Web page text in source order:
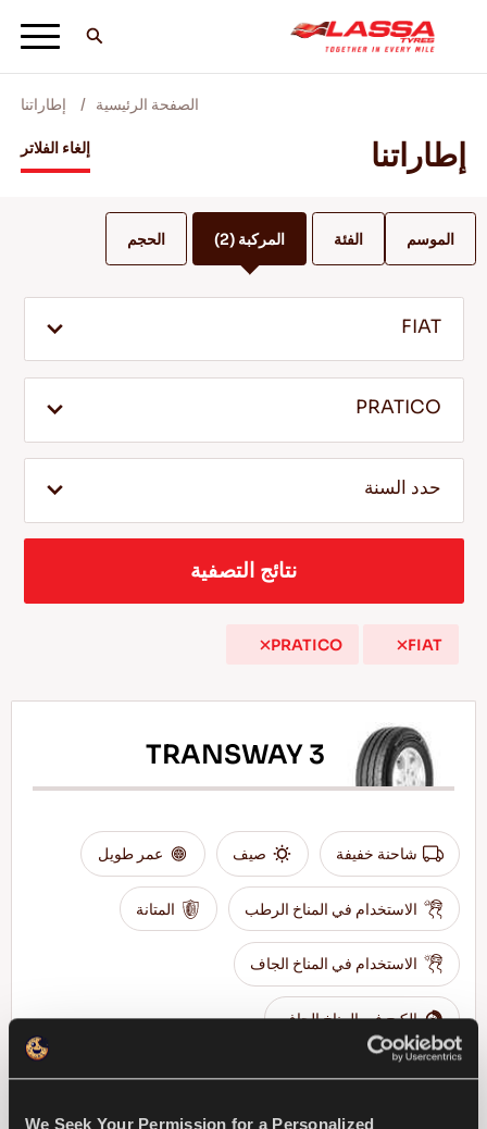
We Seek Your Permission for a Personalized
المدونات ومقاطع الفيديو
الخدمة والمساعدة
نصائح للقيادة في الثلج
اقرأ المزيد
الصفحة الرئيسية إطاراتنا
إطاراتنا إلغاء الفلاتر
الموسم الفئة المركبة (2) الحجم
FIAT
PRATICO
حدد السنة
نتائج التصفية
FIAT
PRATICO
TRANSWAY 3
شاحنة خفيفة صيف عمر طويل
الاستخدام في المناخ الرطب المتانة
الاستخدام في المناخ الجاف
الكبح في المناخ الجاف